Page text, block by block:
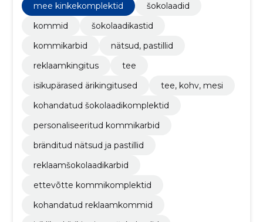
mee kinkekomplektid
šokolaadid
kommid
šokolaadikastid
kommikarbid
nätsud, pastillid
reklaamkingitus
tee
isikupärased ärikingitused
tee, kohv, mesi
kohandatud šokolaadikomplektid
personaliseeritud kommikarbid
bränditud nätsud ja pastillid
reklaamšokolaadikarbid
ettevõtte kommikomplektid
kohandatud reklaamkommid